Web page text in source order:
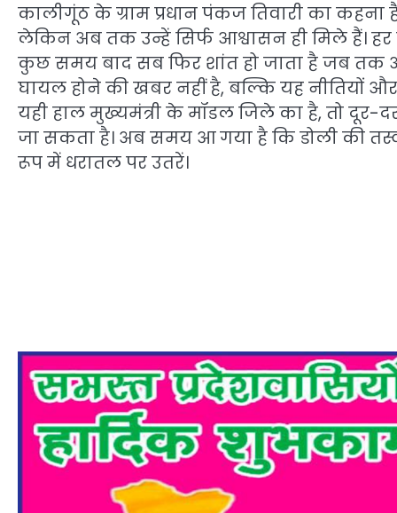
कालीगूंठ के ग्राम प्रधान पंकज तिवारी का
लेकिन अब तक उन्हें सिर्फ आश्वासन ही मिले हैं।
कुछ समय बाद सब फिर शांत हो जाता है जब तक
घायल होने की खबर नहीं है, बल्कि यह नीतियों
यही हाल मुख्यमंत्री के मॉडल जिले का है, तो दूर-
जा सकता है। अब समय आ गया है कि डोली की
रूप में धरातल पर उतरें।